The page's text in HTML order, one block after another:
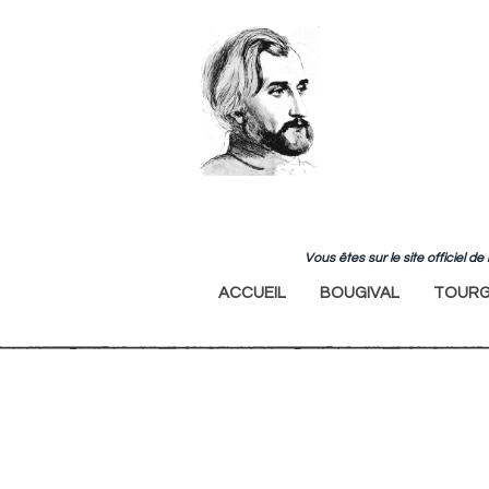
Vous êtes sur le site officiel
ACCUEIL BOUGIVAL